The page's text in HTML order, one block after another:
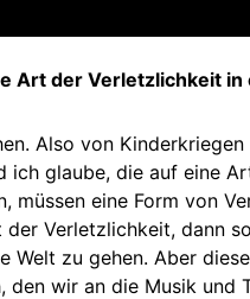
Art der Verletzlichkeit in
Also von
glaube, die auf eine
müssen eine Form von
Verletzlichkeit, dann
Welt zu gehen. Aber
wir an die Musik und